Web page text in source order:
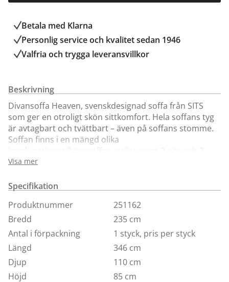
Betala med Klarna
Personlig service och kvalitet sedan 1946
Valfria och trygga leveransvillkor
Beskrivning
Divansoffa Heaven, svenskdesignad soffa från SITS
som ger en otroligt skön sittkomfort. Hela soffans tyg
är avtagbart och tvättbart – även på soffans stomme.
Soffan finns i en mängd olika
kombinationer/hörnsoffor, pallar samt 2-sits och 3-
sits. Plymån består av högelastiskt kallskum svept med
komforten blir extra hög – men plymåerna måste
divan medföljer även 5 stycken svankkuddar.
(framifrån sett) i utvalda tyger med mörkbruna ben.
Fem stycken svankkuddar ingår. För att se fler
varianter eller tyg- och läderprover besök någon av
våra butiker. Tänk på at detta är en stor möbel, var
Visa mer
Specifikation
Produktnummer
251162
Bredd
235 cm
Antal i förpackning
1 styck, pris per styck
Längd
346 cm
Djup
110 cm
Höjd
85 cm